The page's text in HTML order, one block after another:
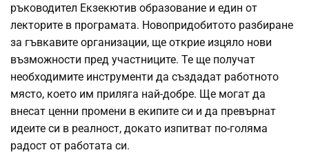
ръководител Екзекютив образование и един от
лекторите в програмата. Новопридобитото разбиране
за гъвкавите организации, ще открие изцяло нови
възможности пред участниците. Те ще получат
необходимите инструменти да създадат работното
място, което им приляга най-добре. Ще могат да
внесат ценни промени в екипите си и да превърнат
идеите си в реалност, докато изпитват по-голяма
радост от работата си.